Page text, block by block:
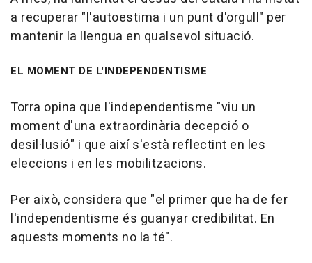
a recuperar "l'autoestima i un punt d'orgull" per
mantenir la llengua en qualsevol situació.
EL MOMENT DE L'INDEPENDENTISME
Torra opina que l'independentisme "viu un
moment d'una extraordinària decepció o
desil·lusió" i que així s'està reflectint en les
eleccions i en les mobilitzacions.
Per això, considera que "el primer que ha de fer
l'independentisme és guanyar credibilitat. En
aquests moments no la té".